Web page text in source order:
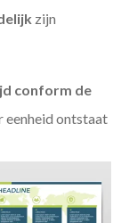
zijn
conform de
eenheid ontstaat